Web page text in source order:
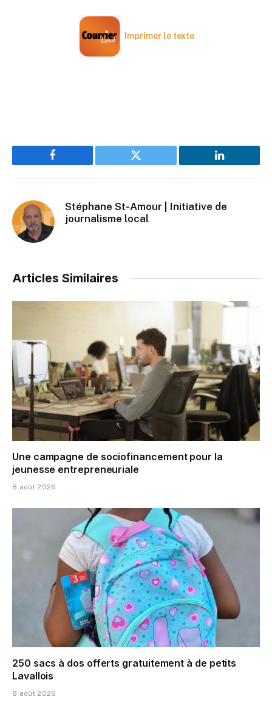
Imprimer le texte
Facebook Twitter LinkedIn
Stéphane St-Amour | Initiative de
journalisme local
Articles Similaires
Une campagne de sociofinancement pour la
jeunesse entrepreneuriale
8 août 2026
250 sacs à dos offerts gratuitement à de petits
Lavallois
8 août 2026